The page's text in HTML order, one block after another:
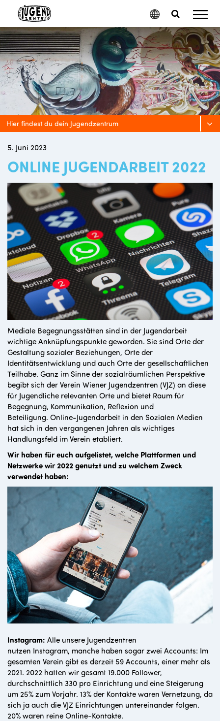
Menu
Toggle
Search
Google
Translate
Hier findest du dein Jugendzentrum
5. Juni 2023
ONLINE JUGENDARBEIT 2022
Mediale Begegnungsstätten sind in der Jugendarbeit
wichtige Anknüpfungspunkte geworden. Sie sind Orte der
Gestaltung sozialer Beziehungen, Orte der
Identitätsentwicklung und auch Orte der gesellschaftlichen
Teilhabe. Ganz im Sinne der sozialräumlichen Perspektive
begibt sich der Verein Wiener Jugendzentren (VJZ) an diese
für Jugendliche relevanten Orte und bietet Raum für
Begegnung, Kommunikation, Reflexion und
Beteiligung. Online-Jugendarbeit in den Sozialen Medien
hat sich in den vergangenen Jahren als wichtiges
Handlungsfeld im Verein etabliert.
Wir haben für euch aufgelistet, welche Plattformen und
Netzwerke wir 2022 genutzt und zu welchem Zweck
verwendet haben:
Instagram: Alle unsere Jugendzentren
nutzen Instagram, manche haben sogar zwei Accounts: Im
gesamten Verein gibt es derzeit 59 Accounts, einer mehr als
2021. 2022 hatten wir gesamt 19.000 Follower,
durchschnittlich 330 pro Einrichtung und eine Steigerung
um 25% zum Vorjahr. 13% der Kontakte waren Vernetzung, da
sich ja auch die VJZ Einrichtungen untereinander folgen.
20% waren reine Online-Kontakte.